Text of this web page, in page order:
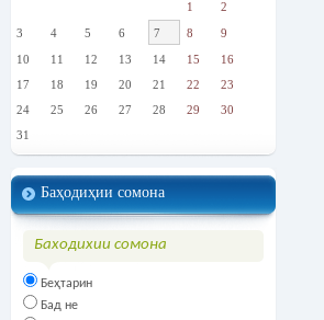
1
2
3
4 5 6 7 8
9
10
11 12 13 14 15
16
17
18 19 20 21 22
23
24
25 26 27 28 29
30
31
Баҳодиҳии сомона
Баходихии сомона
Беҳтарин
Бад не